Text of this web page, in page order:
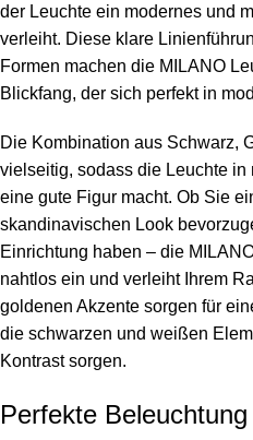
der Leuchte ein modernes und
verleiht. Diese klare
Formen machen die MILANO
Blickfang, der sich perfekt in
Die Kombination aus Schwarz,
vielseitig, sodass die Leuchte in
eine gute Figur macht. Ob Sie
skandinavischen Look
Einrichtung haben – die
nahtlos ein und verleiht Ihrem
goldenen Akzente sorgen für
die schwarzen und weißen
Kontrast sorgen.
Perfekte